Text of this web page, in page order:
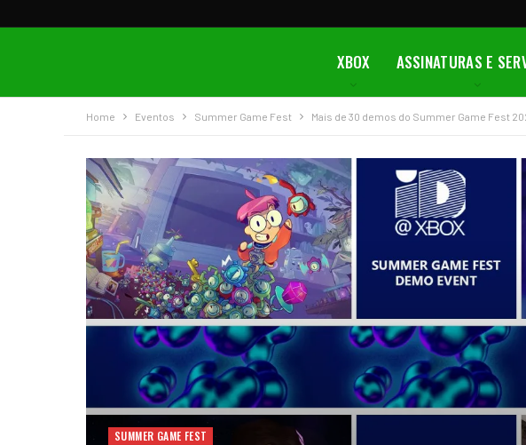
XBOX ASSINATURAS E
Home Eventos Summer Game Fest Mais de 30 demos do Summer Game Fest
SUMMER GAME FEST